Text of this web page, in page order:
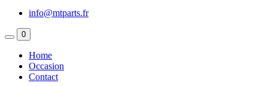
info@mtparts.fr
0
Home
Occasion
Contact